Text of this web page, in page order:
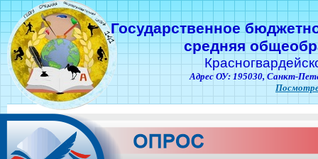
Государственное
средняя
Адрес ОУ: 195030, Санкт-